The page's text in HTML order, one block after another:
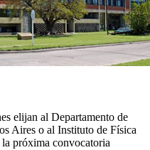
elijan al Departamento de
Aires o al Instituto de Física
próxima convocatoria